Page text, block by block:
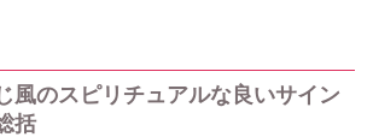
風のスピリチュアルな良いサイン
括